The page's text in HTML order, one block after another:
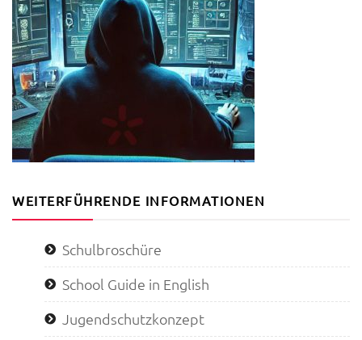
WEITERFÜHRENDE INFORMATIONEN
Schulbroschüre
School Guide in English
Jugendschutzkonzept